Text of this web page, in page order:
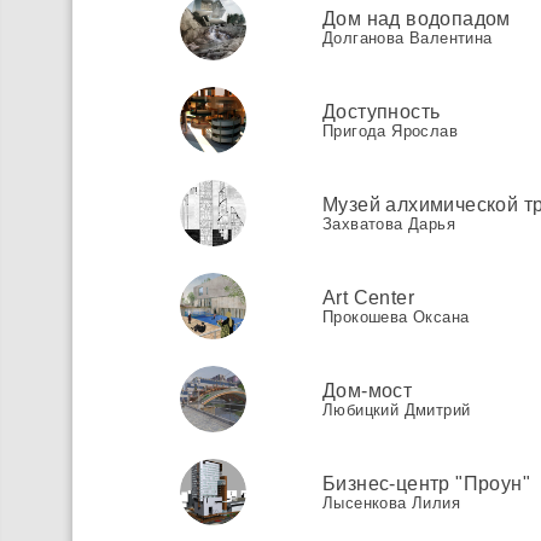
Дом над водопадом
Долганова Валентина
Доступность
Пригода Ярослав
Музей алхимической
Захватова Дарья
Art Center
Прокошева Оксана
Дом-мост
Любицкий Дмитрий
Бизнес-центр "Проун"
Лысенкова Лилия